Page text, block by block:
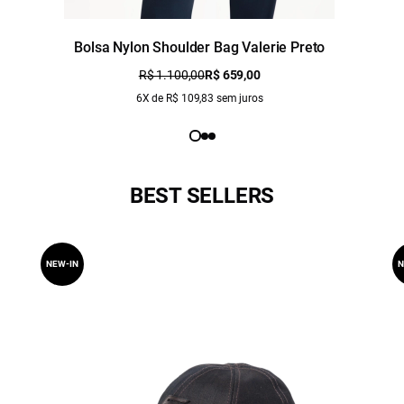
Bolsa Nylon Shoulder Bag Valerie Preto
R$ 1.100,00R$ 659,00
6X de R$ 109,83 sem juros
BEST SELLERS
NEW-IN